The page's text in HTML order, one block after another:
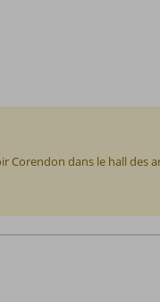
Corendon dans le hall des